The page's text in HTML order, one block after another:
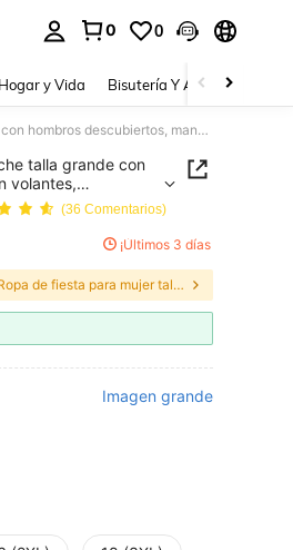
0 0
Hogar y Vida Bisutería Y Accesorios
Vestido largo de noche talla grande con hombros descubiertos, mangas con volantes, lentejuelas, encaje floral, malla de contraste y bajo con volantes, vestido elegante para invitada de boda y fiesta de otoño
talla grande con
volantes,
y bajo con
de boda y
(36 Comentarios)
¡Últimos 3 días
en Regreso Ropa de fiesta para mujer talla grande
Imagen grande